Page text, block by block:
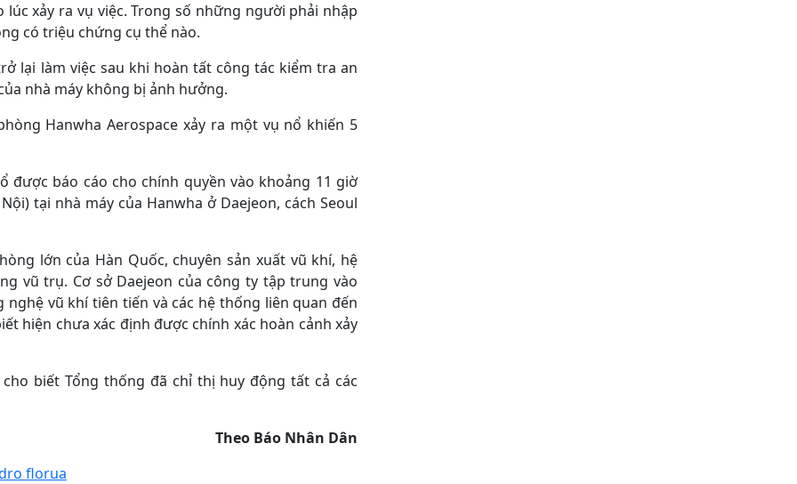
xảy ra vụ việc. Trong số những người phải nhập
có triệu chứng cụ thể nào.
lại làm việc sau khi hoàn tất công tác kiểm tra an
nhà máy không bị ảnh hưởng.
Hanwha Aerospace xảy ra một vụ nổ khiến 5
được báo cáo cho chính quyền vào khoảng 11 giờ
tại nhà máy của Hanwha ở Daejeon, cách Seoul
lớn của Hàn Quốc, chuyên sản xuất vũ khí, hệ
vũ trụ. Cơ sở Daejeon của công ty tập trung vào
vũ khí tiên tiến và các hệ thống liên quan đến
hiện chưa xác định được chính xác hoàn cảnh xảy
biết Tổng thống đã chỉ thị huy động tất cả các
Theo Báo Nhân Dân
florua